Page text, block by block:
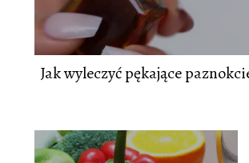
Jak wyleczyć pękające